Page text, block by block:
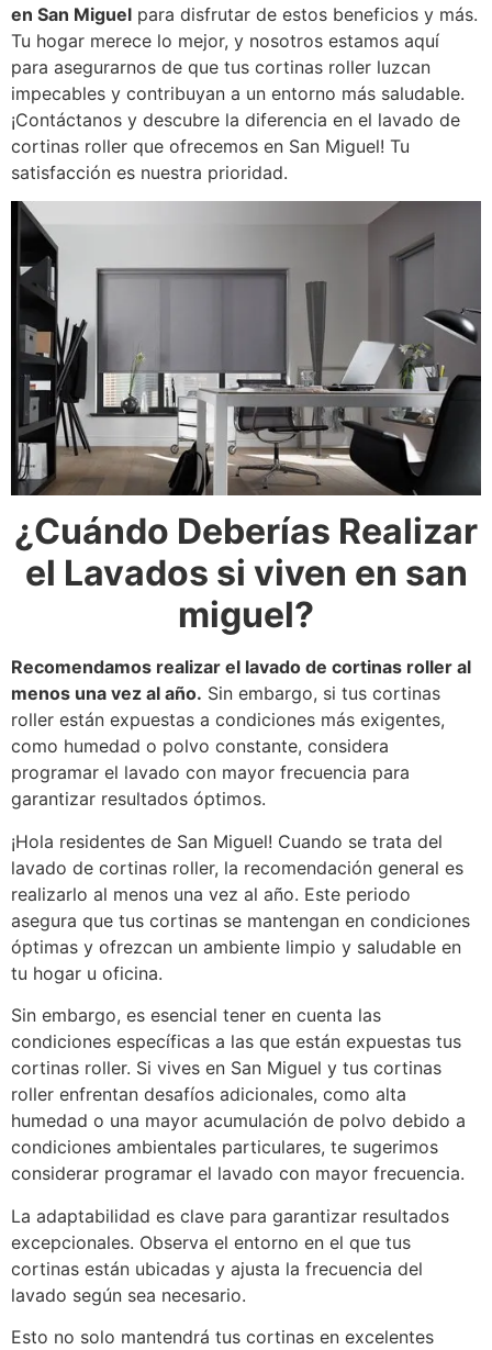
en San Miguel para disfrutar de estos beneficios y más.
Tu hogar merece lo mejor, y nosotros estamos aquí
para asegurarnos de que tus cortinas roller luzcan
impecables y contribuyan a un entorno más saludable.
¡Contáctanos y descubre la diferencia en el lavado de
cortinas roller que ofrecemos en San Miguel! Tu
satisfacción es nuestra prioridad.
¿Cuándo Deberías Realizar
el Lavados si viven en san
miguel?
Recomendamos realizar el lavado de cortinas roller al
menos una vez al año. Sin embargo, si tus cortinas
roller están expuestas a condiciones más exigentes,
como humedad o polvo constante, considera
programar el lavado con mayor frecuencia para
garantizar resultados óptimos.
¡Hola residentes de San Miguel! Cuando se trata del
lavado de cortinas roller, la recomendación general es
realizarlo al menos una vez al año. Este periodo
asegura que tus cortinas se mantengan en condiciones
óptimas y ofrezcan un ambiente limpio y saludable en
tu hogar u oficina.
Sin embargo, es esencial tener en cuenta las
condiciones específicas a las que están expuestas tus
cortinas roller. Si vives en San Miguel y tus cortinas
roller enfrentan desafíos adicionales, como alta
humedad o una mayor acumulación de polvo debido a
condiciones ambientales particulares, te sugerimos
considerar programar el lavado con mayor frecuencia.
La adaptabilidad es clave para garantizar resultados
excepcionales. Observa el entorno en el que tus
cortinas están ubicadas y ajusta la frecuencia del
lavado según sea necesario.
Esto no solo mantendrá tus cortinas en excelentes